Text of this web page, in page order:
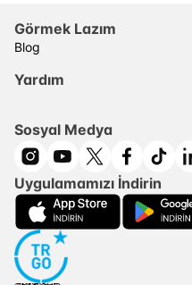
Görmek Lazım
Blog
Yardım
Sosyal Medya
Uygulamamızı İndirin